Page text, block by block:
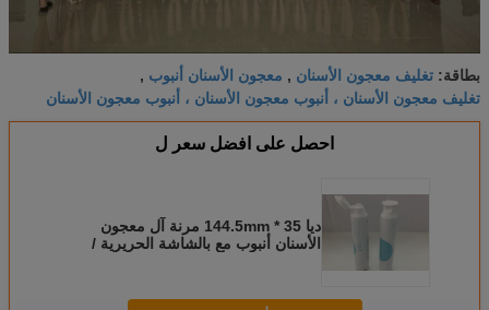
بطاقة: تغليف معجون الأسنان , معجون الأسنان أنبوب ,
تغليف معجون الأسنان ، أنبوب معجون الأسنان ، أنبوب معجون الأسنان
احصل على افضل سعر ل
ديا 35 * 144.5mm مرنة آل معجون
الأسنان أنبوب مع بالشاشة الحريرية /